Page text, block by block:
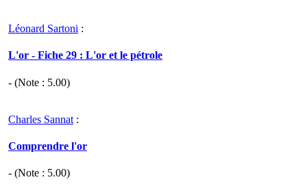
Léonard Sartoni :
L'or - Fiche 29 : L'or et le pétrole
- (Note : 5.00)
Charles Sannat :
Comprendre l'or
- (Note : 5.00)